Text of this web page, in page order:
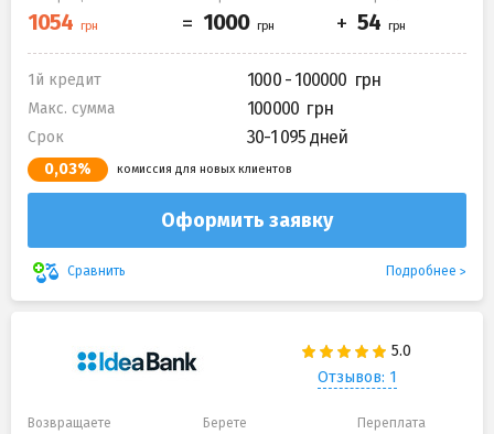
1й кредит 1000 - 100000
Макс. сумма 100000
Срок 30-1 095 дней
0,03% комиссия для новых клиентов
Оформить заявку
Сравнить Подробнее
Отзывов: 1
Возвращаете Берете Переплата